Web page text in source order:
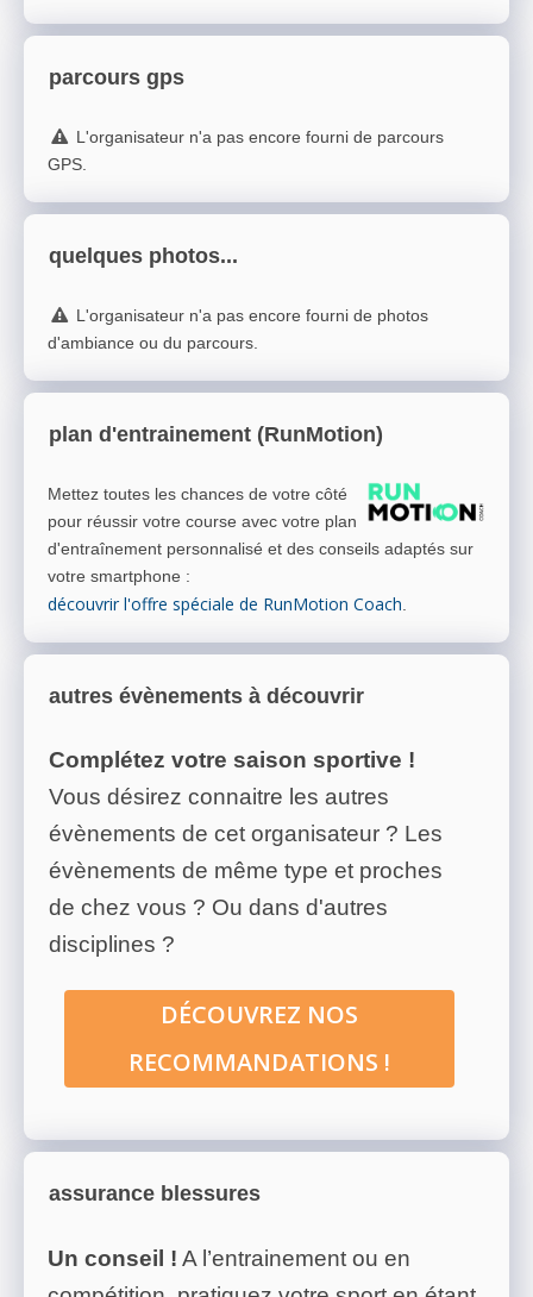
parcours gps
L'organisateur n'a pas encore fourni de parcours
GPS.
quelques photos...
L'organisateur n'a pas encore fourni de photos
d'ambiance ou du parcours.
plan d'entrainement (RunMotion)
Mettez toutes les chances de votre côté
pour réussir votre course avec votre plan
d'entraînement personnalisé et des conseils adaptés sur
votre smartphone :
découvrir l'offre spéciale de RunMotion Coach.
autres évènements à découvrir
Complétez votre saison sportive !
Vous désirez connaitre les autres
évènements de cet organisateur ? Les
évènements de même type et proches
de chez vous ? Ou dans d'autres
disciplines ?
DÉCOUVREZ NOS
RECOMMANDATIONS !
assurance blessures
Un conseil ! A l’entrainement ou en